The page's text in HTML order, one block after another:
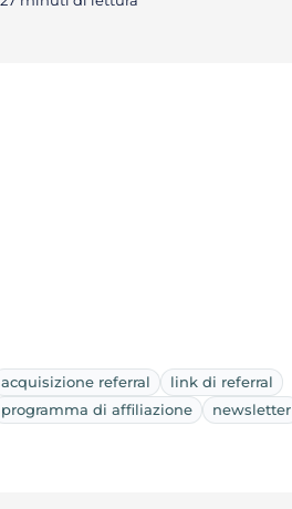
acquisizione referral
link di referral
programma di affiliazione
newsletter